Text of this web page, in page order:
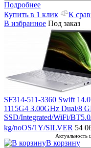
Подробнее
Купить в 1 клик
К
В избранное Под заказ
SF314-511-3360 Swift
1115G4 3.00GHz Dual/8
SSD/Integrated/WiFi/
kg/noOS/1Y/SILVER 54
Актуальность
В корзину